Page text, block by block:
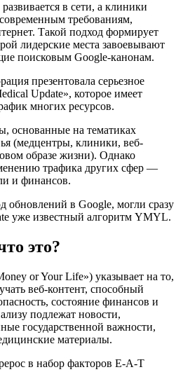
в сети, а клиники
требованиям,
Такой подход формирует
лидерские места завоевывают
поисковым Google-канонам.
презентовала серьезное
Update», которое имеет
многих ресурсов.
основанные на тематиках
(медцентры, клиники, веб-
образе жизни). Однако
трафика других сфер —
и финансов.
обновлений в Google, могли сразу
уже известный алгоритм YMYL.
это?
or Your Life») указывает на то,
веб-контент, способный
состояние финансов и
подлежат новости,
государственной важности,
материалы.
в набор факторов E-A-T